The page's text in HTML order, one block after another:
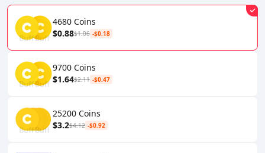
4680 Coins
$0.88$1.06 -$0.18
9700 Coins
$1.64$2.11 -$0.47
25200 Coins
$3.2$4.12 -$0.92